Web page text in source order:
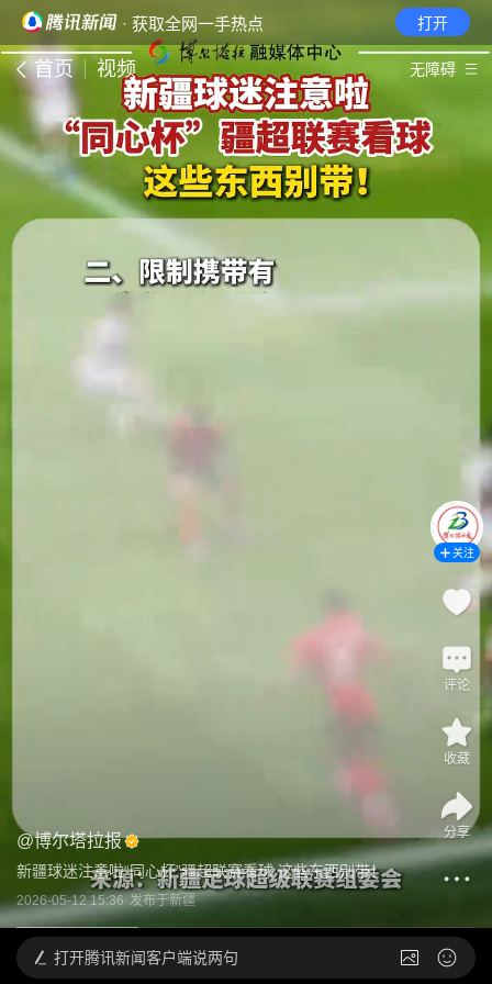
· 获取全网一手热点 打开
首页 视频 无障碍
@博尔塔拉报
新疆球迷注意啦“同心杯”疆超联赛看球 这些东西别带！
2026-05-12 15:36 发布于新疆
关注
评论
收藏
分享
打开腾讯新闻客户端说两句